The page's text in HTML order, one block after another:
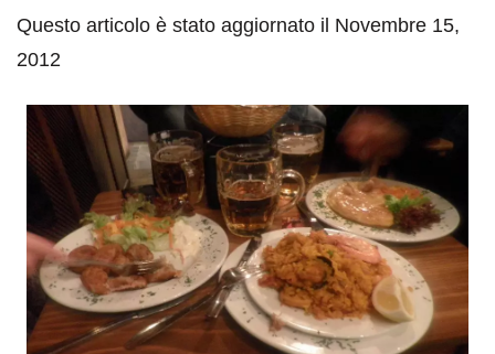
Questo articolo è stato aggiornato il Novembre 15,
2012